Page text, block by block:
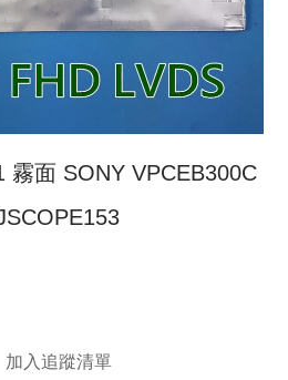
霧面 SONY VPCEB300C
加入追蹤清單